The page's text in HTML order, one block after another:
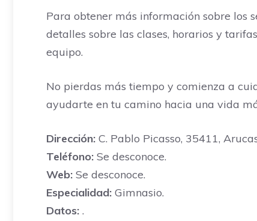
Para obtener más información sobre los
detalles sobre las clases, horarios y
equipo.
No pierdas más tiempo y comienza a
ayudarte en tu camino hacia una vida
Dirección: C. Pablo Picasso, 35411,
Teléfono: Se desconoce.
Web: Se desconoce.
Especialidad: Gimnasio.
Datos: .